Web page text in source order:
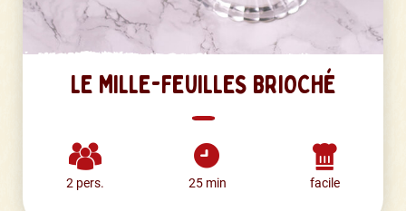
LE MILLE-FEUILLES BRIOCHÉ
2 pers. 25 min facile